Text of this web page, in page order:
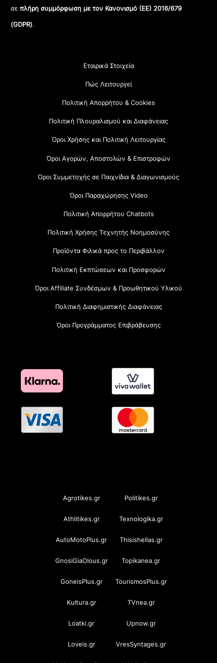
σεπλήρη συμμόρφωση με τον Κανονισμό (ΕΕ) 2016/679
(GDPR).
Εταιρικά Στοιχεία
Πώς Λειτουργεί
Πολιτική Απορρήτου & Cookies
Πολιτική Πλουραλισμού και Διαφάνειας
Όροι Χρήσης και Πολιτική Λειτουργίας
Όροι Αγορών, Αποστολών & Επιστροφών
Όροι Συμμετοχής σε Παιχνίδια & Διαγωνισμούς
Όροι Παραχώρησης Video
Πολιτική Απορρήτου Chatbots
Πολιτική Χρήσης Τεχνητής Νοημοσύνης
Προϊόντα Φιλικά προς το Περιβάλλον
Πολιτική Εκπτώσεων και Προσφορών
Όροι Affiliate Συνδέσμων & Προωθητικού Υλικού
Πολιτική Διαφημιστικής Διαφάνειας
Όροι Προγράμματος Επιβράβευσης
Agrotikes.gr Politikes.gr
Athlitikes.gr Texnologika.gr
AutoMotoPlus.gr Thisishellas.gr
GnosiGiaOlous.gr Topikanea.gr
GoneisPlus.gr TourismosPlus.gr
Kultura.gr TVnea.gr
Loatki.gr Upnow.gr
Loveis.gr VresSyntages.gr